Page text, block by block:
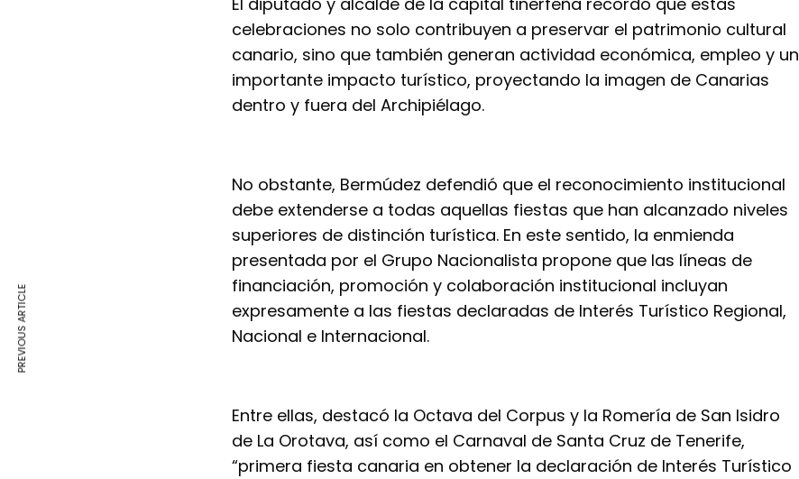
celebraciones no solo contribuyen a preservar el patrimonio cultural
canario, sino que también generan actividad económica, empleo y un
importante impacto turístico, proyectando la imagen de Canarias
dentro y fuera del Archipiélago.
No obstante, Bermúdez defendió que el reconocimiento institucional
debe extenderse a todas aquellas fiestas que han alcanzado niveles
superiores de distinción turística. En este sentido, la enmienda
presentada por el Grupo Nacionalista propone que las líneas de
financiación, promoción y colaboración institucional incluyan
expresamente a las fiestas declaradas de Interés Turístico Regional,
Nacional e Internacional.
Entre ellas, destacó la Octava del Corpus y la Romería de San Isidro
de La Orotava, así como el Carnaval de Santa Cruz de Tenerife,
“primera fiesta canaria en obtener la declaración de Interés Turístico
PREVIOUS ARTICLE